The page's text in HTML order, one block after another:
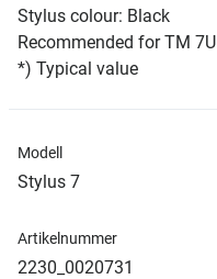
Stylus colour: Black
Recommended for TM 7U
*) Typical value
Modell
Stylus 7
Artikelnummer
2230_0020731